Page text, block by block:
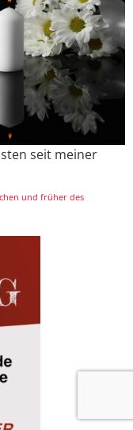
seit meiner
und früher des